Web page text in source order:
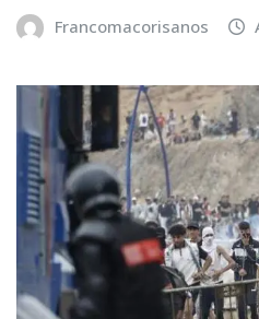
Francomacorisanos